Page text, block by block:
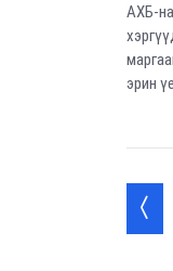
АХБ-
эрин